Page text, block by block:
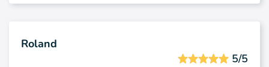
Roland
5/5